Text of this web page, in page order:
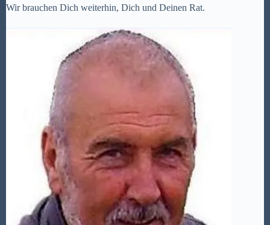
Wir brauchen Dich weiterhin, Dich und Deinen Rat.